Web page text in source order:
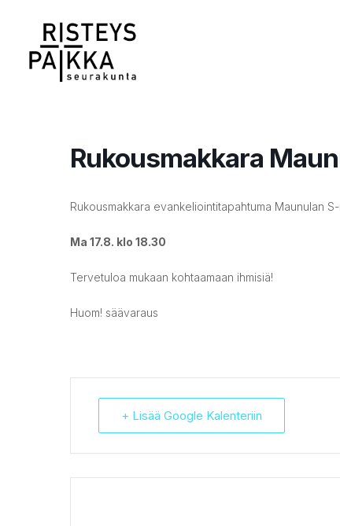
Rukousmakkara
Rukousmakkara evankeliointitapahtuma Maunulan
Ma 17.8. klo 18.30
Tervetuloa mukaan kohtaamaan ihmisiä!
Huom! säävaraus
+ Lisää Google Kalenteriin